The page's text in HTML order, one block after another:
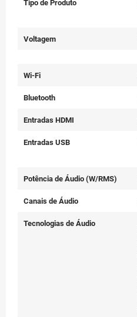
Tipo de Produto
Voltagem
Wi-Fi
Bluetooth
Entradas HDMI
Entradas USB
Potência de Áudio (W/RMS)
Canais de Áudio
Tecnologias de Áudio